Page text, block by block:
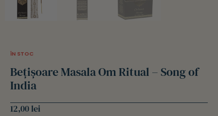
ÎN STOC
Bețișoare Masala Om Ritual – Song of
India
12,00lei